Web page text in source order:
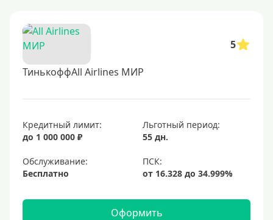
5
ТинькоффAll Airlines МИР
Кредитный лимит:
до 1 000 000 ₽
Льготный период:
55 дн.
Обслуживание:
Бесплатно
Оформить